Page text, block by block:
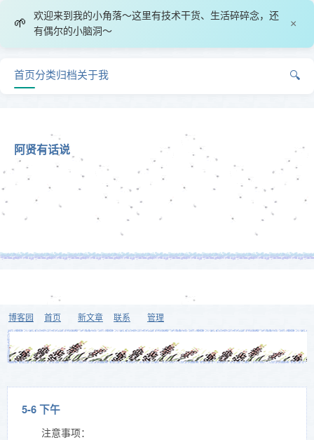
🌱
欢迎来到我的小角落～这里有技术干货、生活碎碎念，还
有偶尔的小脑洞～
×
首页 分类归档关于我 🔍
阿贤有话说
博客园 首页 新文章 联系 管理
5-6 下午
注意事项：